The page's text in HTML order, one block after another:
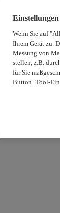
Wenn Sie auf
Ihrem Gerät zu.
Messung von
stellen, z.B.
für Sie
Button "Tool-